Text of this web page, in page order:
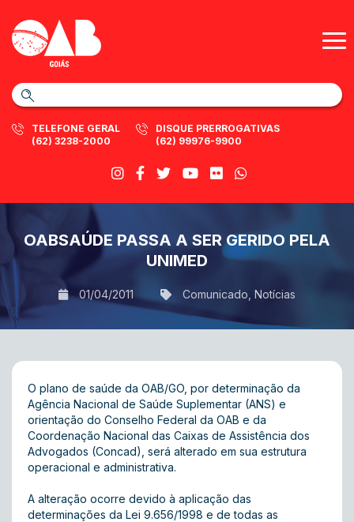
TELEFONE GERAL
(62) 3238-2000
DISQUE PRERROGATIVAS
(62) 99976-9900
OABSAÚDE PASSA A SER GERIDO PELA
UNIMED
01/04/2011 Comunicado Notícias
O plano de saúde da OAB/GO, por determinação da
Agência Nacional de Saúde Suplementar (ANS) e
orientação do Conselho Federal da OAB e da
Coordenação Nacional das Caixas de Assistência dos
Advogados (Concad), será alterado em sua estrutura
operacional e administrativa.
A alteração ocorre devido à aplicação das
determinações da Lei 9.656/1998 e de todas as